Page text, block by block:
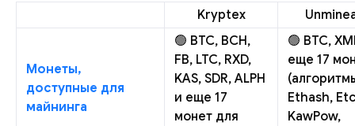
Kryptex
Монеты,
доступные для
майнинга
🟢 BTC, BCH,
FB, LTC, RXD,
KAS, SDR, ALPH
и еще 17
монет для
🟢 BTC,
еще 17
Ethash,
KawPow,